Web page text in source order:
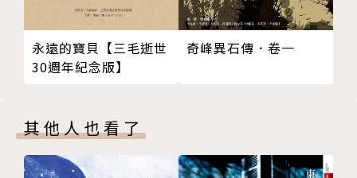
《安徒生故事選一：冰雪女王及其他故事【名家插畫
版】》和《安徒生故事選二：國王的新衣及其他故事
【名家插畫版】》特別選用克拉克的經典彩圖15張，
以及超過17張黑白插圖，帶您重遊克拉克筆下的安徒
【關於尚．荷斯霍特的譯本】
本書故事翻譯自英譯本《安徒生完整童話集》（The C
永遠的寶貝【三毛逝世
30週年紀念版】
奇峰異石傳．卷一
其他人也看了